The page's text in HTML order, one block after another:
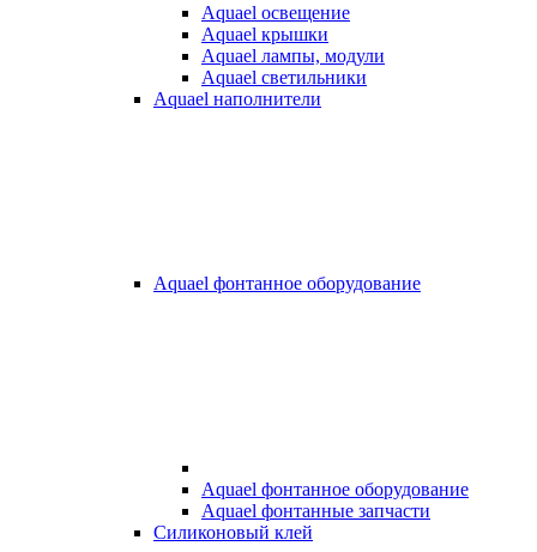
Aquael освещение
Aquael крышки
Aquael лампы, модули
Aquael светильники
Aquael наполнители
Aquael фонтанное оборудование
Aquael фонтанное оборудование
Aquael фонтанные запчасти
Силиконовый клей